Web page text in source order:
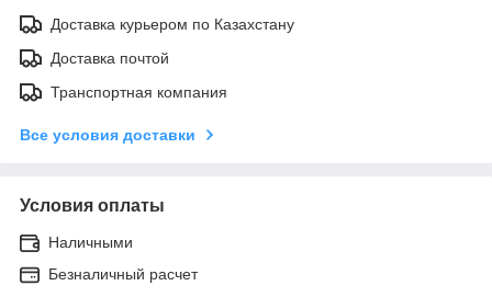
Доставка курьером по Казахстану
Доставка почтой
Транспортная компания
Все условия доставки
Условия оплаты
Наличными
Безналичный расчет